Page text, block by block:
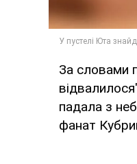
За словами
падала з
фанат